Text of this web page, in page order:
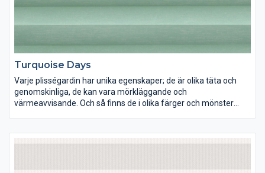
Turquoise Days
Varje plisségardin har unika egenskaper; de är olika täta och
genomskinliga, de kan vara mörkläggande och
värmeavvisande. Och så finns de i olika färger och mönster